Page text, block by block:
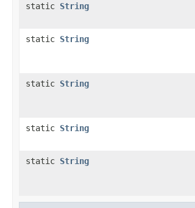
static String
static String
static String
static String
static String